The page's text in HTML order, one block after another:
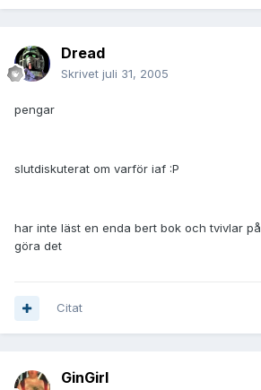
Dread
Skrivet juli 31, 2005
pengar
slutdiskuterat om varför iaf :P
har inte läst en enda bert bok och tvivlar
göra det
Citat
GinGirl